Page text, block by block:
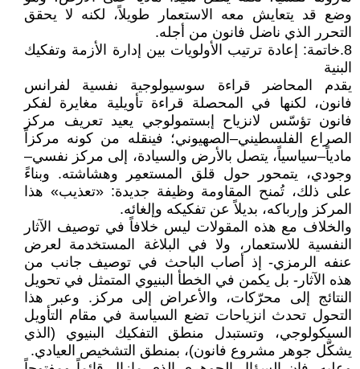
وضع قد يتعايش معه الاستعمار طويلاً، لكنه لا يحقق
التحرر الذي ناضل فانون من أجله.
8.خاتمة: إعادة ترتيب الأولويات بين إدارة الأزمة وتفكيك
البنية
يقدم المحاضر قراءة سوسيولوجية نفسية لفرانس
فانون، لكنها في المحصلة قراءة تأويلية مغايرة لفكر
فانون تؤسّس لانزياح إبستمولوجي يعيد تعريف مركز
الصراع الفلسطيني–الصهيوني؛ فينقله من كونه مركزاً
مادياً–سياسياً، يتصل بالأرض والسيادة، إلى مركز نفسي–
وجودي، يتمحور حول قلق المستعمِر وهشاشته. وبناءً
على ذلك، تُمنح المقاومة وظيفة جديدة: «تعذيب» هذا
المركز وإرباكه، بديلاً عن تفكيكه وإلغائه.
والخلاف مع هذه المقولات ليس خلافاً في توصيف الآثار
النفسية للاستعمار، ولا في البلاغة المستخدمة لعرض
عنفه الرمزي- إذ أصاب الباحث في توصيف جانب من
هذه الآثار- بل يكمن في الخطأ البنيوي المتمثل في تحويل
النتائج إلى محرّكات، والأعراض إلى مركز. وعبر هذا
التحول تحدث انزياحات تضع السياسة في مقام التأويل
السيكولوجي، وتستبدل منطق التفكيك البنيوي (الذي
يشكّل جوهر مشروع فانون)، بمنطق التشخيص العيادي.